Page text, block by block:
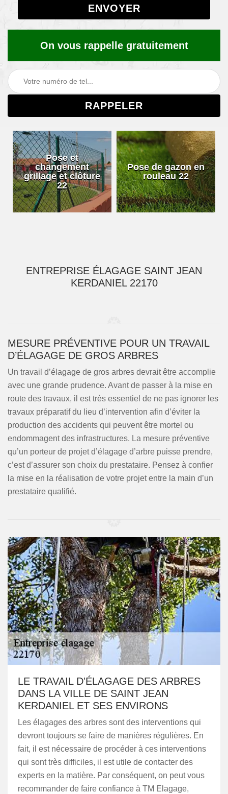
On vous rappelle gratuitement
Pose et
changement
grillage et clôture
22
Pose de gazon en
rouleau 22
ENTREPRISE ÉLAGAGE SAINT JEAN
KERDANIEL 22170
MESURE PRÉVENTIVE POUR UN TRAVAIL
D’ÉLAGAGE DE GROS ARBRES
Un travail d’élagage de gros arbres devrait être accomplie
avec une grande prudence. Avant de passer à la mise en
route des travaux, il est très essentiel de ne pas ignorer les
travaux préparatif du lieu d’intervention afin d’éviter la
production des accidents qui peuvent être mortel ou
endommagent des infrastructures. La mesure préventive
qu’un porteur de projet d’élagage d’arbre puisse prendre,
c’est d’assurer son choix du prestataire. Pensez à confier
la mise en la réalisation de votre projet entre la main d’un
prestataire qualifié.
LE TRAVAIL D'ÉLAGAGE DES ARBRES
DANS LA VILLE DE SAINT JEAN
KERDANIEL ET SES ENVIRONS
Les élagages des arbres sont des interventions qui
devront toujours se faire de manières régulières. En
fait, il est nécessaire de procéder à ces interventions
qui sont très difficiles, il est utile de contacter des
experts en la matière. Par conséquent, on peut vous
recommander de faire confiance à TM Elagage,